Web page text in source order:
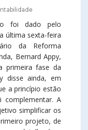
foi dado pelo
última sexta-feira
da Reforma
Bernard Appy,
primeira fase da
disse ainda, em
a princípio estão
complementar. A
simplificar os
projeto, de